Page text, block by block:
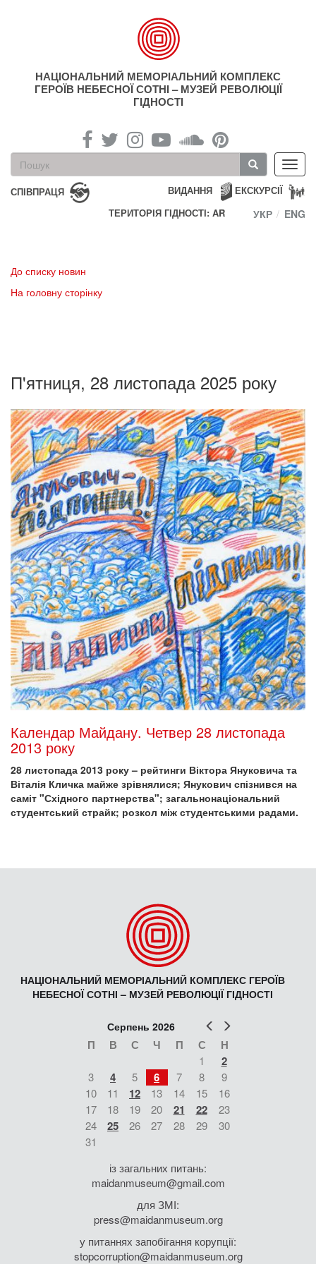
НАЦІОНАЛЬНИЙ МЕМОРІАЛЬНИЙ КОМПЛЕКС
ГЕРОЇВ НЕБЕСНОЇ СОТНІ – МУЗЕЙ РЕВОЛЮЦІЇ
ГІДНОСТІ
Пошукова
форма
Пошук
СПІВПРАЦЯ ЕКСКУРСІЇ
ВИДАННЯ
ТЕРИТОРІЯ ГІДНОСТІ: AR
УКР ENG
До списку новин
На головну сторінку
П'ятниця, 28 листопада 2025 року
Календар Майдану. Четвер 28 листопада
2013 року
28 листопада 2013 року – рейтинги Віктора Януковича та
Віталія Кличка майже зрівнялися; Янукович спізнився на
саміт "Східного партнерства"; загальнонаціональний
студентський страйк; розкол між студентськими радами.
НАЦІОНАЛЬНИЙ МЕМОРІАЛЬНИЙ КОМПЛЕКС ГЕРОЇВ
НЕБЕСНОЇ СОТНІ – МУЗЕЙ РЕВОЛЮЦІЇ ГІДНОСТІ
Попер
Серпень 2026
П В С Ч П С Н
1 2
3 4 5 6 7 8
9
10
11 12 13 14 15
16
17
18 19 20 21 22
23
24
25 26 27 28 29
30
31
із загальних питань:
maidanmuseum@gmail.com
для ЗМІ:
press@maidanmuseum.org
у питаннях запобігання корупції:
stopcorruption@maidanmuseum.org